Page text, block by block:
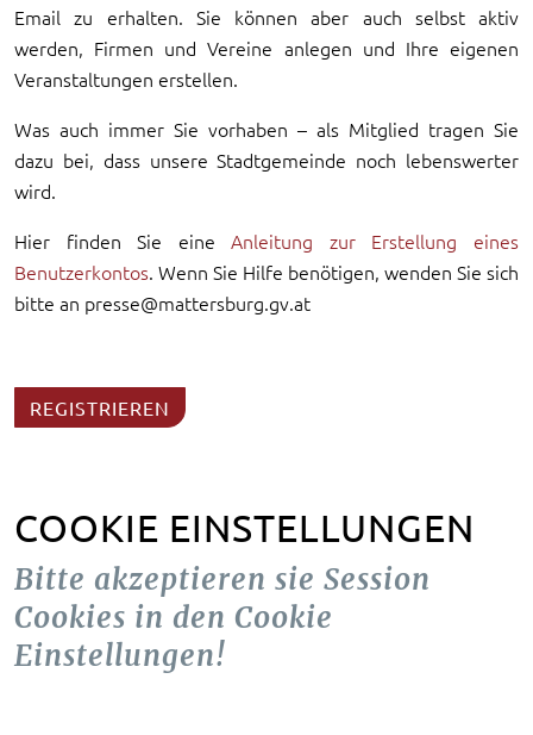
Email zu erhalten. Sie können aber auch selbst aktiv
werden, Firmen und Vereine anlegen und Ihre eigenen
Veranstaltungen erstellen.
Was auch immer Sie vorhaben – als Mitglied tragen Sie
dazu bei, dass unsere Stadtgemeinde noch lebenswerter
wird.
Hier finden Sie eineAnleitung zur Erstellung eines
Benutzerkontos. Wenn Sie Hilfe benötigen, wenden Sie sich
bitte an presse@mattersburg.gv.at
REGISTRIEREN
COOKIE EINSTELLUNGEN
Bitte akzeptieren sie Session
Cookies in den Cookie
Einstellungen!